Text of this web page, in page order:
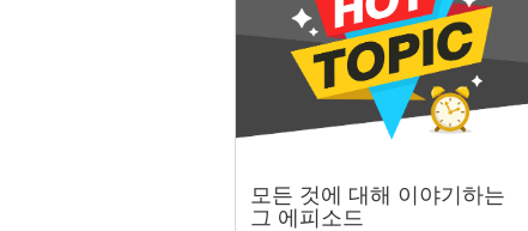
모든 것에 대해 이야기하는
그 에피소드